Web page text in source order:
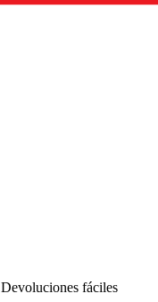
Devoluciones fáciles